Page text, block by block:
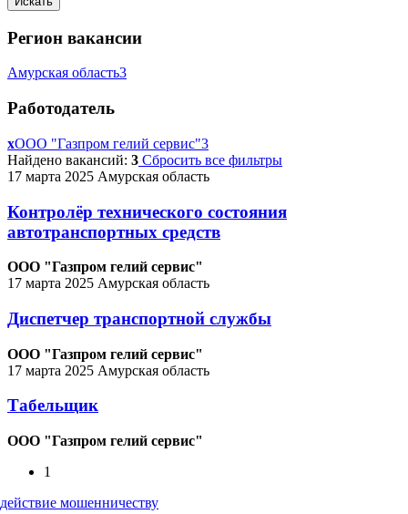
Регион вакансии
Амурская область3
Работодатель
xООО "Газпром гелий сервис"3
Найдено вакансий: 3 Сбросить все фильтры
17 марта 2025 Амурская область
Контролёр технического состояния
автотранспортных средств
ООО "Газпром гелий сервис"
17 марта 2025 Амурская область
Диспетчер транспортной службы
ООО "Газпром гелий сервис"
17 марта 2025 Амурская область
Табельщик
ООО "Газпром гелий сервис"
1
мошенничеству